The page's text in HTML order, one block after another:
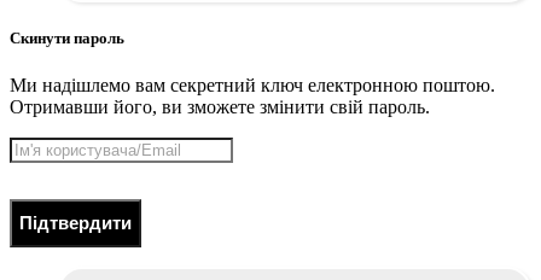
Скинути пароль
Ми надішлемо вам секретний ключ електронною поштою.
Отримавши його, ви зможете змінити свій пароль.
Підтвердити